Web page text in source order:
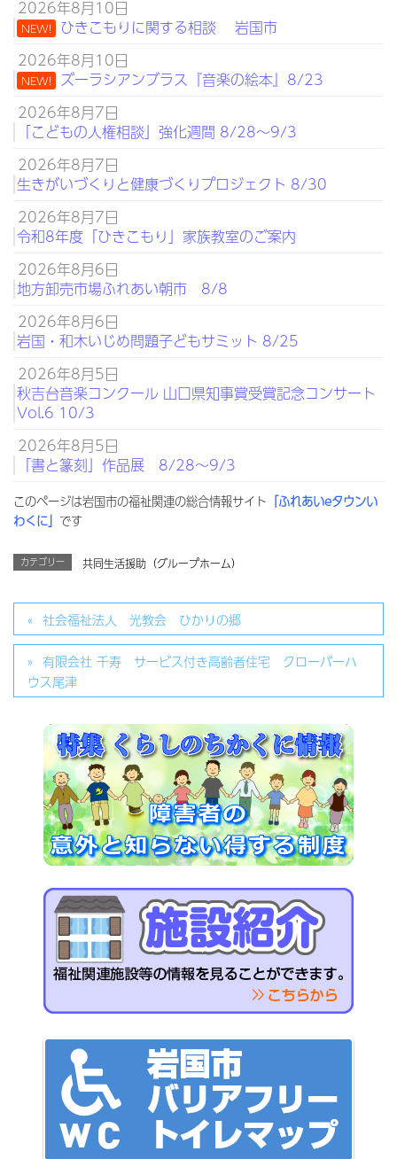
2026年8月10日
NEW!
ひきこもりに関する相談 岩国市
2026年8月10日
NEW!
ズーラシアンブラス『音楽の絵本』8/23
2026年8月7日
「こどもの人権相談」強化週間 8/28～9/3
2026年8月7日
生きがいづくりと健康づくりプロジェクト 8/30
2026年8月7日
令和8年度「ひきこもり」家族教室のご案内
2026年8月6日
地方卸売市場ふれあい朝市 8/8
2026年8月6日
岩国・和木いじめ問題子どもサミット 8/25
2026年8月5日
秋吉台音楽コンクール 山口県知事賞受賞記念コンサート
Vol.6 10/3
2026年8月5日
「書と篆刻」作品展 8/28～9/3
このページは岩国市の福祉関連の総合情報サイト 「ふれあいeタウンい
わくに」 です
カテゴリー 共同生活援助（グループホーム）
社会福祉法人 光教会 ひかりの郷
有限会社 千寿 サービス付き高齢者住宅 クローバーハ
ウス尾津